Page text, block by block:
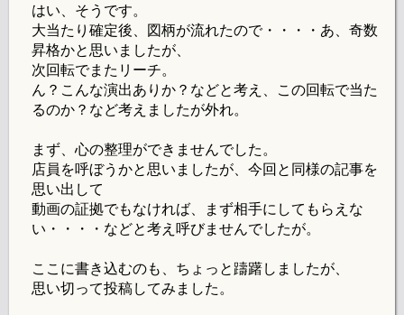
はい、そうです。
大当たり確定後、図柄が流れたので・・・・あ、奇数
昇格かと思いましたが、
次回転でまたリーチ。
ん？こんな演出ありか？などと考え、この回転で当た
るのか？など考えましたが外れ。
まず、心の整理ができませんでした。
店員を呼ぼうかと思いましたが、今回と同様の記事を
思い出して
動画の証拠でもなければ、まず相手にしてもらえな
い・・・・などと考え呼びませんでしたが。
ここに書き込むのも、ちょっと躊躇しましたが、
思い切って投稿してみました。